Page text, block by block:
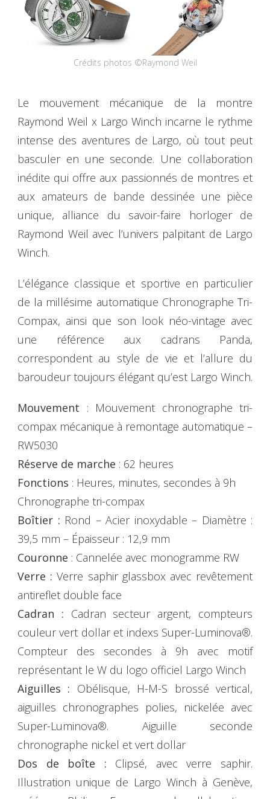
Crédits photos ©Raymond Weil
Le mouvement mécanique de la montre
Raymond Weil x Largo Winch incarne le rythme
intense des aventures de Largo, où tout peut
basculer en une seconde. Une collaboration
inédite qui offre aux passionnés de montres et
aux amateurs de bande dessinée une pièce
unique, alliance du savoir-faire horloger de
Raymond Weil avec l’univers palpitant de Largo
Winch.
L’élégance classique et sportive en particulier
de la millésime automatique Chronographe Tri-
Compax, ainsi que son look néo-vintage avec
une référence aux cadrans Panda,
correspondent au style de vie et l’allure du
baroudeur toujours élégant qu’est Largo Winch.
Mouvement : Mouvement chronographe tri-
compax mécanique à remontage automatique –
RW5030
Réserve de marche : 62 heures
Fonctions : Heures, minutes, secondes à 9h
Chronographe tri-compax
Boîtier : Rond – Acier inoxydable – Diamètre :
39,5 mm – Épaisseur : 12,9 mm
Couronne : Cannelée avec monogramme RW
Verre : Verre saphir glassbox avec revêtement
antireflet double face
Cadran : Cadran secteur argent, compteurs
couleur vert dollar et indexs Super-Luminova®.
Compteur des secondes à 9h avec motif
représentant le W du logo officiel Largo Winch
Aiguilles : Obélisque, H-M-S brossé vertical,
aiguilles chronographes polies, nickelée avec
Super-Luminova®. Aiguille seconde
chronographe nickel et vert dollar
Dos de boîte : Clipsé, avec verre saphir.
Illustration unique de Largo Winch à Genève,